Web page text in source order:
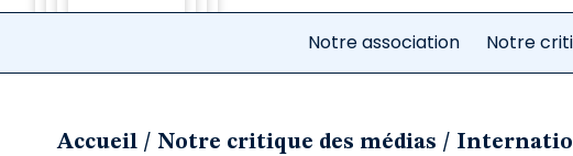
Notre association Notre
Accueil / Notre critique des médias /